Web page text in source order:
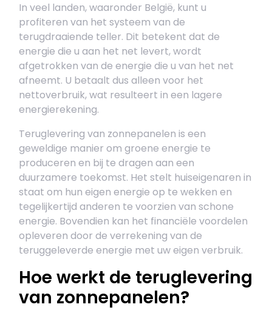
In veel landen, waaronder België, kunt u
profiteren van het systeem van de
terugdraaiende teller. Dit betekent dat de
energie die u aan het net levert, wordt
afgetrokken van de energie die u van het net
afneemt. U betaalt dus alleen voor het
nettoverbruik, wat resulteert in een lagere
energierekening.
Teruglevering van zonnepanelen is een
geweldige manier om groene energie te
produceren en bij te dragen aan een
duurzamere toekomst. Het stelt huiseigenaren in
staat om hun eigen energie op te wekken en
tegelijkertijd anderen te voorzien van schone
energie. Bovendien kan het financiële voordelen
opleveren door de verrekening van de
teruggeleverde energie met uw eigen verbruik.
Hoe werkt de teruglevering
van zonnepanelen?